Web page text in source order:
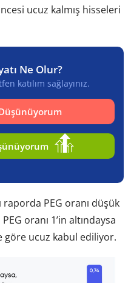
ucuz kalmış hisseleri
Ne Olur?
katılım sağlayınız.
raporda PEG oranı düşük
oranı 1’in altındaysa
göre ucuz kabul ediliyor.